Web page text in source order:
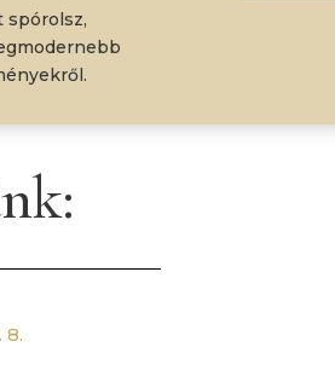
spórolsz,
8.